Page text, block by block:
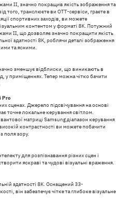
ІІ, значно покращив якість зображення та
того, транслюєте ви OTT-сервіси, граєте в
спортивних заходів, ви можете
контентом у форматі 8K. Потужний
ІІ, що дозволяє значно покращити якість
здатності 8K, роблячи деталі зображення
та ясними.
зменшує відблиски, що виникають в
у приміщеннях. Тепер можна чітко бачити
Pro
сценах. Джерело підсвічування на основі
точне локальне керування світлом.
матриці Samsung діапазон керування
контрастності ви можете побачити
поля зору.
для розпізнавання різних сцен і
яскраві та чудові візуальні враження.
здатності 8K. Оснащений 33-
він забезпечує чітке та глибоке візуальне